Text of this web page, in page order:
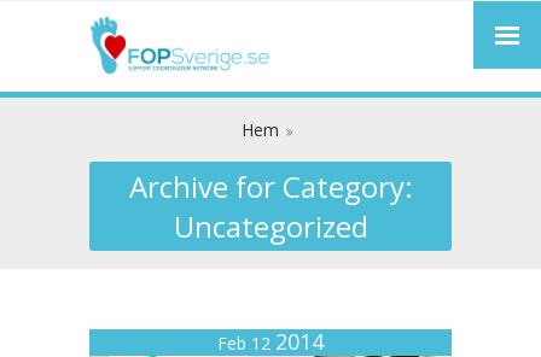
Hem
Archive for Category:
Uncategorized
Feb 12 2014